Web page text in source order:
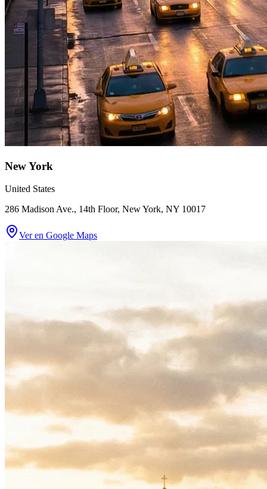
New York
United States
286 Madison Ave., 14th Floor, New York, NY 10017
Ver en Google Maps